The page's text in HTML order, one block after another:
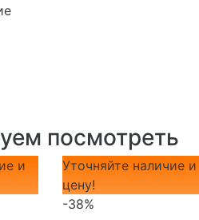
посмотреть
и
Уточняйте наличие и
цену!
-38%